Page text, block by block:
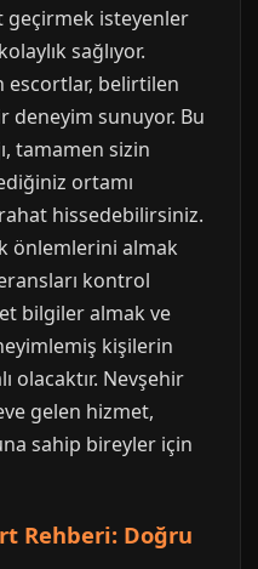
geçirmek isteyenler
sağlıyor.
escortlar, belirtilen
deneyim sunuyor. Bu
tamamen sizin
ortamı
hissedebilirsiniz.
önlemlerini almak
kontrol
bilgiler almak ve
kişilerin
olacaktır. Nevşehir
gelen hizmet,
sahip bireyler için
Rehberi: Doğru